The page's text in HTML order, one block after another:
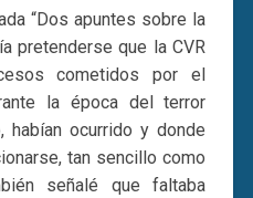
“Dos apuntes sobre la
pretenderse que la CVR
cometidos por el
la época del terror
ocurrido y donde
tan sencillo como
señalé que faltaba